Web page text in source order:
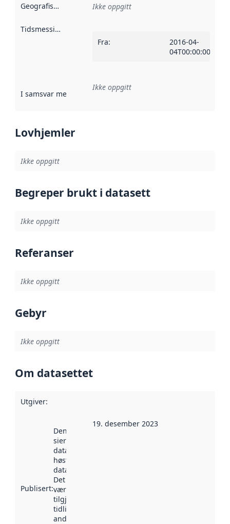
Geografisk avgrensning :
Ikke oppgitt
Tidsmessig avgrensning
Fra:
2016-04-
04T00:00:00Z
I samsvar med Referanse til en implementasjonsregel
Ikke oppgitt
Lovhjemler
Ikke oppgitt
Begreper brukt i datasett
Ikke oppgitt
Referanser
Ikke oppgitt
Gebyr
Ikke oppgitt
Om datasettet
Utgiver:
Publisert:
Denne datoen
sier når
datasettet ble
høstet av
data.norge.no.
Det kan ha
vært
tilgjengelig
tidligere
andre steder.
19. desember 2023